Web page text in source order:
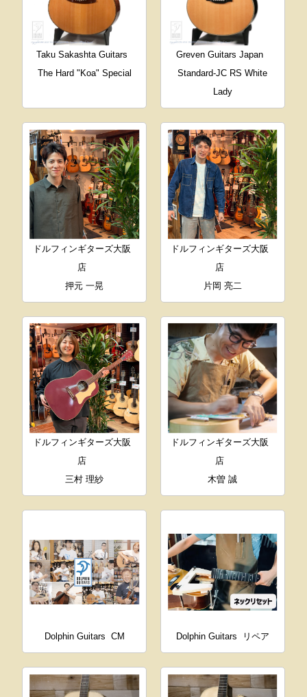
Taku Sakashta Guitars
The Hard "Koa" Special
Greven Guitars Japan
Standard-JC RS White
Lady
ドルフィンギターズ大阪
店
押元 一晃
ドルフィンギターズ大阪
店
片岡 亮二
ドルフィンギターズ大阪
店
三村 理紗
ドルフィンギターズ大阪
店
木曽 誠
Dolphin Guitars CM Dolphin Guitars リペア